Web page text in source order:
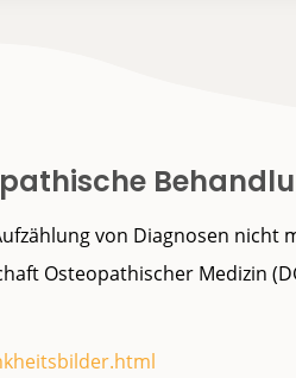
von Diagnosen nicht
Osteopathischer Medizin